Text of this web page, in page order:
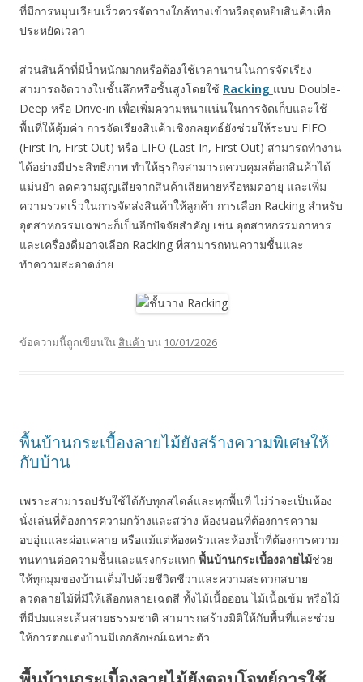
ที่มีการหมุนเวียนเร็วควรจัดวางใกล้ทางเข้าหรือจุดหยิบสินค้าเพื่อ
ประหยัดเวลา
ส่วนสินค้าที่มีน้ำหนักมากหรือต้องใช้เวลานานในการจัดเรียง
สามารถจัดวางในชั้นลึกหรือชั้นสูงโดยใช้ Racking แบบ Double-
Deep หรือ Drive-in เพื่อเพิ่มความหนาแน่นในการจัดเก็บและใช้
พื้นที่ให้คุ้มค่า การจัดเรียงสินค้าเชิงกลยุทธ์ยังช่วยให้ระบบ FIFO
(First In, First Out) หรือ LIFO (Last In, First Out) สามารถทำงาน
ได้อย่างมีประสิทธิภาพ ทำให้ธุรกิจสามารถควบคุมสต็อกสินค้าได้
แม่นยำ ลดความสูญเสียจากสินค้าเสียหายหรือหมดอายุ และเพิ่ม
ความรวดเร็วในการจัดส่งสินค้าให้ลูกค้า การเลือก Racking สำหรับ
อุตสาหกรรมเฉพาะก็เป็นอีกปัจจัยสำคัญ เช่น อุตสาหกรรมอาหาร
และเครื่องดื่มอาจเลือก Racking ที่สามารถทนความชื้นและ
ทำความสะอาดง่าย
ข้อความนี้ถูกเขียนใน สินค้า บน 10/01/2026
พื้นบ้านกระเบื้องลายไม้ยังสร้างความพิเศษให้
กับบ้าน
เพราะสามารถปรับใช้ได้กับทุกสไตล์และทุกพื้นที่ ไม่ว่าจะเป็นห้อง
นั่งเล่นที่ต้องการความกว้างและสว่าง ห้องนอนที่ต้องการความ
อบอุ่นและผ่อนคลาย หรือแม้แต่ห้องครัวและห้องน้ำที่ต้องการความ
ทนทานต่อความชื้นและแรงกระแทก พื้นบ้านกระเบื้องลายไม้ช่วย
ให้ทุกมุมของบ้านเต็มไปด้วยชีวิตชีวาและความสะดวกสบาย
ลวดลายไม้ที่มีให้เลือกหลายเฉดสี ทั้งไม้เนื้ออ่อน ไม้เนื้อเข้ม หรือไม้
ที่มีปมและเส้นสายธรรมชาติ สามารถสร้างมิติให้กับพื้นที่และช่วย
ให้การตกแต่งบ้านมีเอกลักษณ์เฉพาะตัว